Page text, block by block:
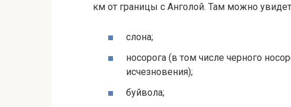
км от границы с Анголой. Там можно
слона;
носорога (в том числе черного
исчезновения);
буйвола;